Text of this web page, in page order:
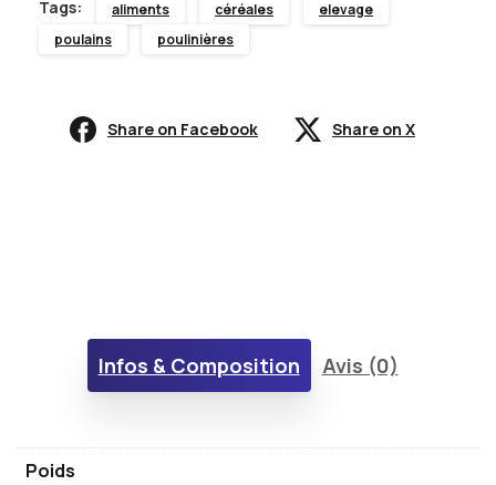
Tags: aliments céréales
elevage
poulains
poulinières
Share on Facebook Share on X
Infos & Composition Avis (0)
Poids